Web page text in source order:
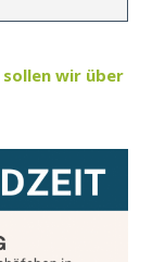
sollen wir über